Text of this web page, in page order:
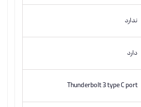
ندارد
دارد
Thunderbolt 3 type C port